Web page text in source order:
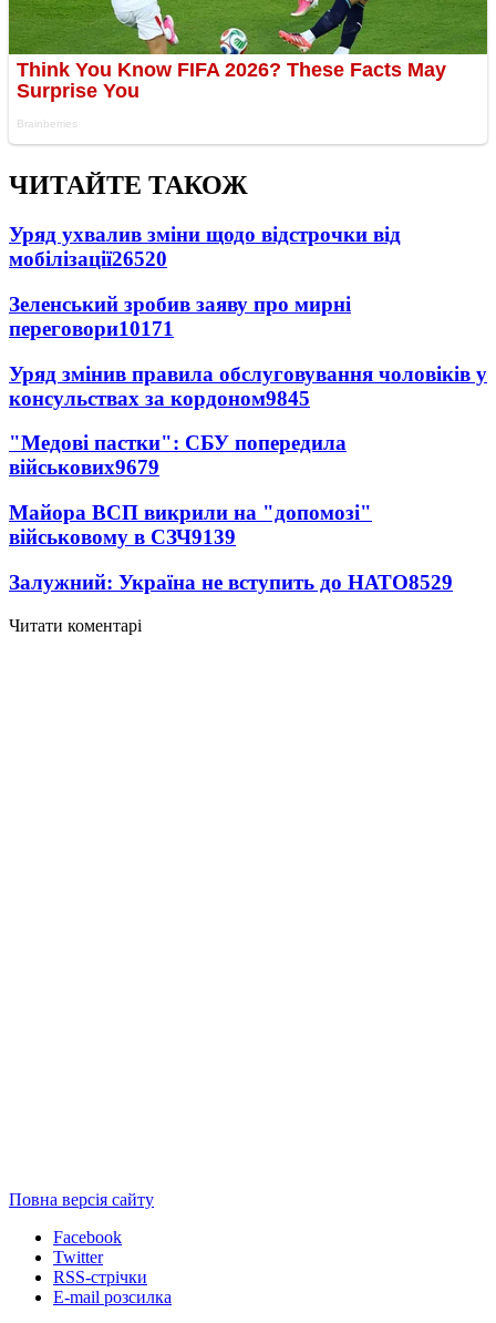
ЧИТАЙТЕ ТАКОЖ
Уряд ухвалив зміни щодо відстрочки від
мобілізації26520
Зеленський зробив заяву про мирні
переговори10171
Уряд змінив правила обслуговування чоловіків у
консульствах за кордоном9845
"Медові пастки": СБУ попередила
військових9679
Майора ВСП викрили на "допомозі"
військовому в СЗЧ9139
Залужний: Україна не вступить до НАТО8529
Читати коментарі
Повна версія сайту
Facebook
Twitter
RSS-стрічки
E-mail розсилка